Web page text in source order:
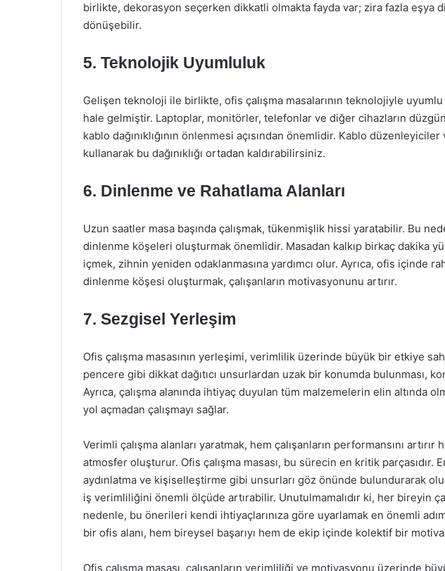
birlikte, dekorasyon seçerken dikkatli olmakta fayda var; zira fazla eşya
dönüşebilir.
5. Teknolojik Uyumluluk
Gelişen teknoloji ile birlikte, ofis çalışma masalarının teknolojiyle
hale gelmiştir. Laptoplar, monitörler, telefonlar ve diğer cihazların
kablo dağınıklığının önlenmesi açısından önemlidir. Kablo
kullanarak bu dağınıklığı ortadan kaldırabilirsiniz.
6. Dinlenme ve Rahatlama Alanları
Uzun saatler masa başında çalışmak, tükenmişlik hissi yaratabilir. Bu
dinlenme köşeleri oluşturmak önemlidir. Masadan kalkıp birkaç dakika
içmek, zihnin yeniden odaklanmasına yardımcı olur. Ayrıca, ofis içinde
dinlenme köşesi oluşturmak, çalışanların motivasyonunu artırır.
7. Sezgisel Yerleşim
Ofis çalışma masasının yerleşimi, verimlilik üzerinde büyük bir etkiye
pencere gibi dikkat dağıtıcı unsurlardan uzak bir konumda bulunması,
Ayrıca, çalışma alanında ihtiyaç duyulan tüm malzemelerin elin altında
yol açmadan çalışmayı sağlar.
Verimli çalışma alanları yaratmak, hem çalışanların performansını
atmosfer oluşturur. Ofis çalışma masası, bu sürecin en kritik parçasıdır.
aydınlatma ve kişiselleştirme gibi unsurları göz önünde bulundurarak
iş verimliliğini önemli ölçüde artırabilir. Unutulmamalıdır ki, her bireyin
nedenle, bu önerileri kendi ihtiyaçlarınıza göre uyarlamak en önemli
bir ofis alanı, hem bireysel başarıyı hem de ekip içinde kolektif bir
Ofis çalışma masası, çalışanların verimliliği ve motivasyonu üzerinde